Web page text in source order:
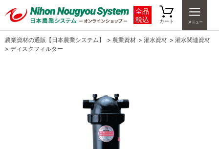
全品
税込
カート
農業資材の通販【日本農業システム】 > 農業資材 > 灌水資材 > 灌水関連資材
> ディスクフィルター